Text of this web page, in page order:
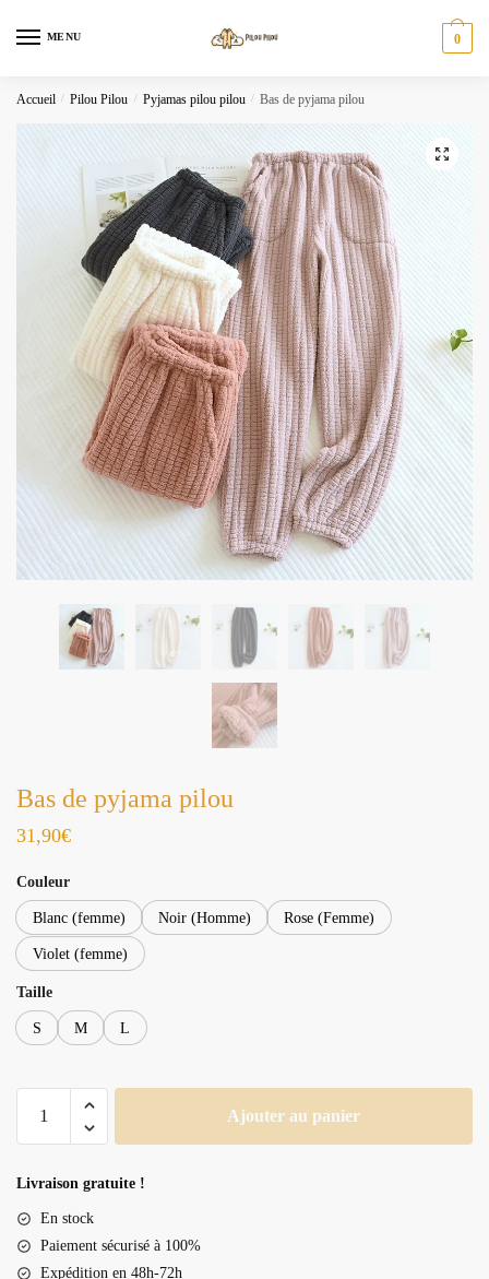
MENU 0
Accueil / Pilou Pilou / Pyjamas pilou pilou / Bas de pyjama pilou
Bas de pyjama pilou
31,90€
Couleur
Blanc (femme) Noir (Homme) Rose (Femme)
Violet (femme)
Taille
S M L
de
pilou
Ajouter au panier
Livraison gratuite !
En stock
Paiement sécurisé à 100%
Expédition en 48h-72h